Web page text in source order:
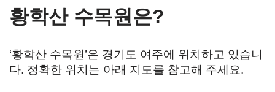
황학산 수목원은?
‘황학산 수목원’은 경기도 여주에 위치하고 있습니
다. 정확한 위치는 아래 지도를 참고해 주세요.